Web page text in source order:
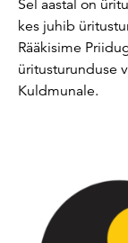
Sel aastal on
kes juhib
Rääkisime
üritusturunduse
Kuldmunale.